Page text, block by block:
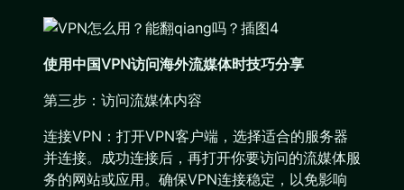
使用中国VPN访问海外流媒体时技巧分享
第三步：访问流媒体内容
连接VPN：打开VPN客户端，选择适合的服务器
并连接。成功连接后，再打开你要访问的流媒体服
务的网站或应用。确保VPN连接稳定，以免影响